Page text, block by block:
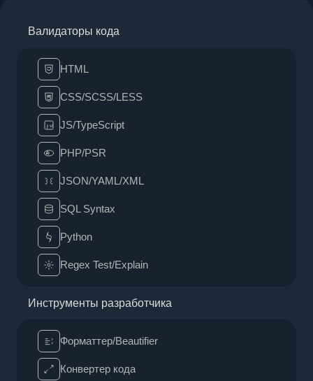
Валидаторы кода
HTML
CSS/SCSS/LESS
JS/TypeScript
PHP/PSR
JSON/YAML/XML
SQL Syntax
Python
Regex Test/Explain
Инструменты разработчика
Форматтер/Beautifier
Конвертер кода